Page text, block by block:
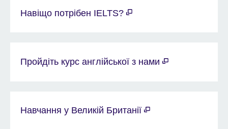
Навіщо потрібен IELTS?
Пройдіть курс англійської з нами
Навчання у Великій Британії